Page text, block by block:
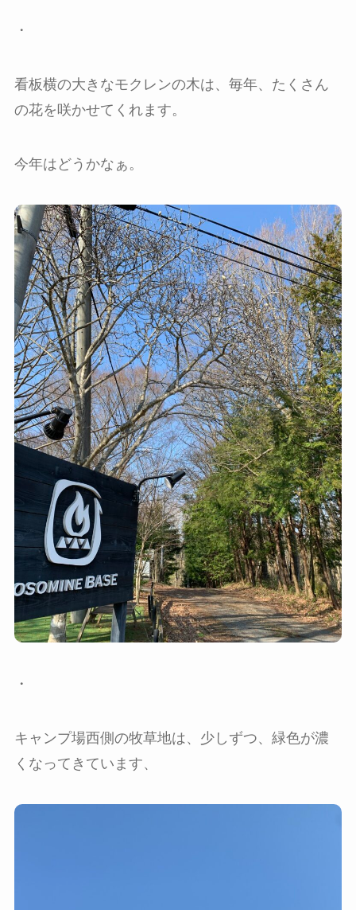
・
看板横の大きなモクレンの木は、毎年、たくさん
の花を咲かせてくれます。
今年はどうかなぁ。
・
キャンプ場西側の牧草地は、少しずつ、緑色が濃
くなってきています、